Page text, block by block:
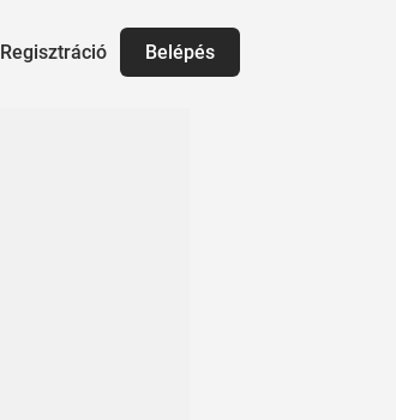
Belépés
Regisztráció